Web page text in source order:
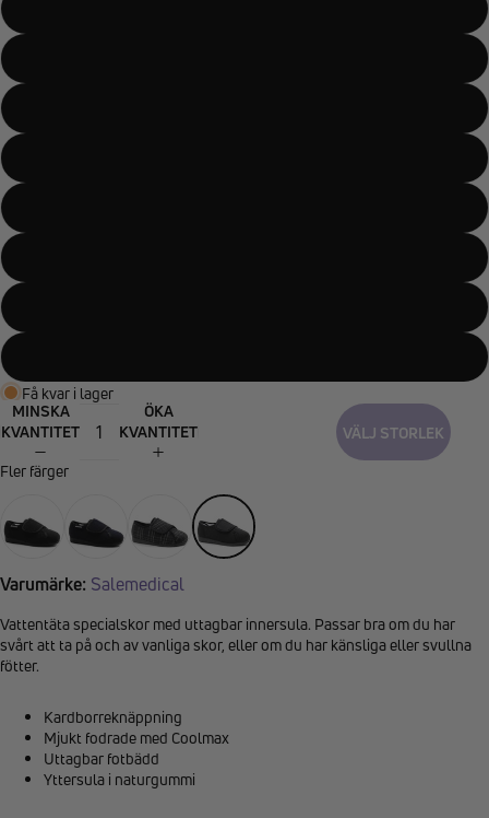
Få kvar i lager
MINSKA
KVANTITET
ÖKA
KVANTITET
VÄLJ STORLEK
Fler färger
Varumärke: Salemedical
Vattentäta specialskor med uttagbar innersula. Passar bra om du har
svårt att ta på och av vanliga skor, eller om du har känsliga eller svullna
fötter.
Kardborreknäppning
Mjukt fodrade med Coolmax
Uttagbar fotbädd
Yttersula i naturgummi